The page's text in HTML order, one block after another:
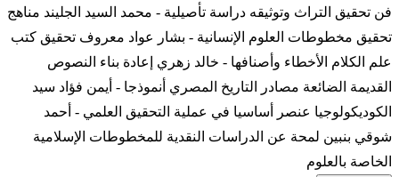
فن تحقيق التراث وتوثيقه دراسة تأصيلية - محمد السيد الجليند مناهج
تحقيق مخطوطات العلوم الإنسانية - بشار عواد معروف تحقيق كتب
علم الكلام الأخطاء وأصنافها - خالد زهري إعادة بناء النصوص
القديمة الضائعة مصادر التاريخ المصري أنموذجا - أيمن فؤاد سيد
الكوديكولوجيا عنصر أساسيا في عملية التحقيق العلمي - أحمد
شوقي بنبين لمحة عن الدراسات النقدية للمخطوطات الإسلامية
الخاصة بالعلوم